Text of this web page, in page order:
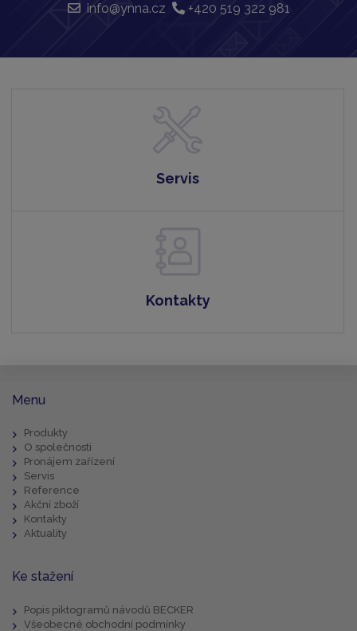
info@ynna.cz +420 519 322 981
Servis
Kontakty
Menu
Produkty
O společnosti
Pronájem zařízení
Servis
Reference
Akční zboží
Kontakty
Aktuality
Ke stažení
Popis piktogramů návodů BECKER
Všeobecné obchodní podmínky